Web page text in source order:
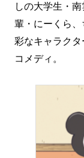
しの大学生・
輩・にーくら
彩なキャラクタ
コメディ。